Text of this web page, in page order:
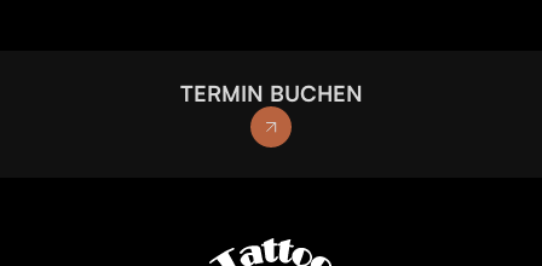
TERMIN BUCHEN